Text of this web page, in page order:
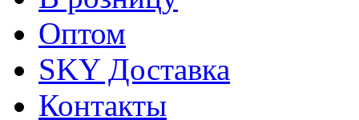
Оптом
SKY Доставка
Контакты